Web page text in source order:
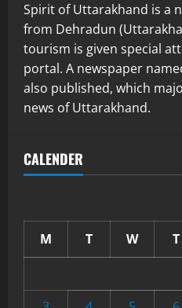
Spirit of Uttarakhand is a
from Dehradun
tourism is given special
portal. A newspaper
also published, which
news of Uttarakhand.
CALENDER
M T W T